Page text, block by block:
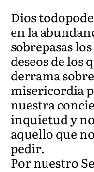
Dios
en la
sobrepasas
deseos de los
derrama
misericordia
nuestra
inquietud y
aquello que
pedir.
Por nuestro